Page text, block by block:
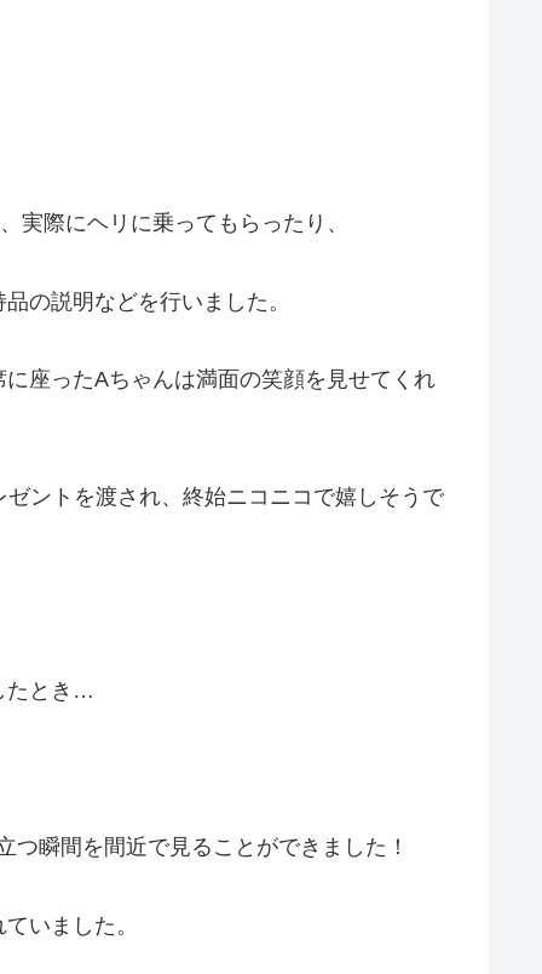
実際にヘリに乗ってもらったり、
の説明などを行いました。
座ったAちゃんは満面の笑顔を見せてくれ
ントを渡され、終始ニコニコで嬉しそうで
たとき…
瞬間を間近で見ることができました！
いました。